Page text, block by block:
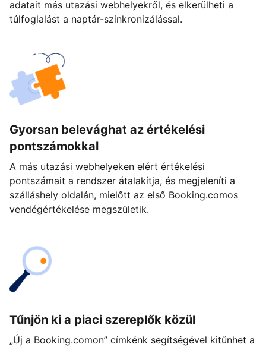
adatait más utazási webhelyekről, és elkerülheti a
túlfoglalást a naptár-szinkronizálással.
Gyorsan belevághat az értékelési
pontszámokkal
A más utazási webhelyeken elért értékelési
pontszámait a rendszer átalakítja, és megjeleníti a
szálláshely oldalán, mielőtt az első Booking.comos
vendégértékelése megszületik.
Tűnjön ki a piaci szereplők közül
„Új a Booking.comon” címkénk segítségével kitűnhet a